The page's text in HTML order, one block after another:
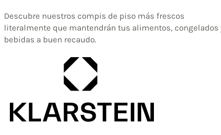
Descubre nuestros compis de piso más frescos
literalmente que mantendrán tus alimentos, congelados
bebidas a buen recaudo.